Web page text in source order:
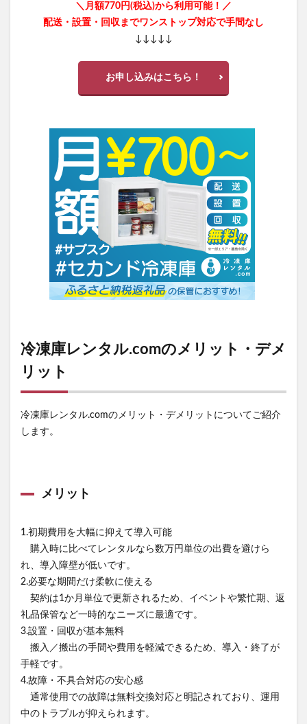
＼月額770円(税込)から利用可能！／
配送・設置・回収までワンストップ対応で手間なし
↓↓↓↓↓
お申し込みはこちら！
冷凍庫レンタル.comのメリット・デメ
リット
冷凍庫レンタル.comのメリット・デメリットについてご紹介
します。
メリット
1.初期費用を大幅に抑えて導入可能
購入時に比べてレンタルなら数万円単位の出費を避けら
れ、導入障壁が低いです。
2.必要な期間だけ柔軟に使える
契約は1か月単位で更新されるため、イベントや繁忙期、返
礼品保管など一時的なニーズに最適です。
3.設置・回収が基本無料
搬入／搬出の手間や費用を軽減できるため、導入・終了が
手軽です。
4.故障・不具合対応の安心感
通常使用での故障は無料交換対応と明記されており、運用
中のトラブルが抑えられます。